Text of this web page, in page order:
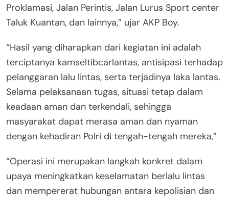
Proklamasi, Jalan Perintis, Jalan Lurus Sport center
Taluk Kuantan, dan lainnya,” ujar AKP Boy.
“Hasil yang diharapkan dari kegiatan ini adalah
terciptanya kamseltibcarlantas, antisipasi terhadap
pelanggaran lalu lintas, serta terjadinya laka lantas.
Selama pelaksanaan tugas, situasi tetap dalam
keadaan aman dan terkendali, sehingga
masyarakat dapat merasa aman dan nyaman
dengan kehadiran Polri di tengah-tengah mereka,”
“Operasi ini merupakan langkah konkret dalam
upaya meningkatkan keselamatan berlalu lintas
dan mempererat hubungan antara kepolisian dan